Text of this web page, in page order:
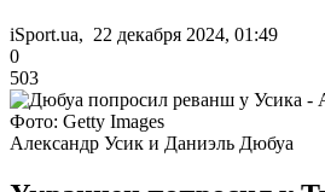
iSport.ua, 22 декабря 2024, 01:49
0
503
Фото: Getty Images
Александр Усик и Даниэль Дюбуа